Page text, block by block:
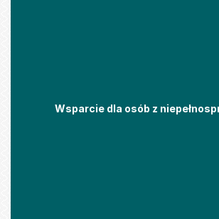
Wsparcie dla osób z